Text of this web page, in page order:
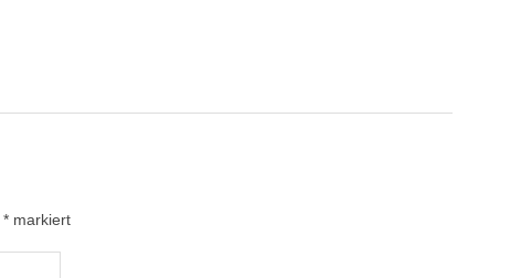
* markiert